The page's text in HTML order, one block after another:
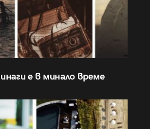
е в минало време